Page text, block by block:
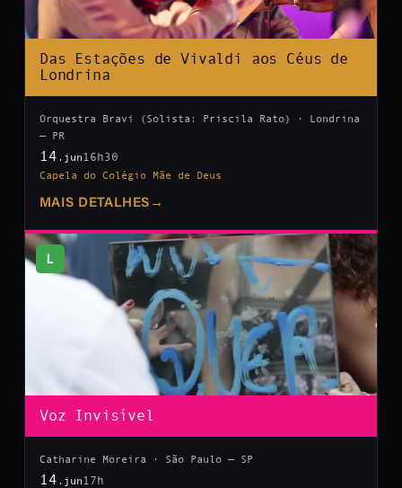
Das Estações de Vivaldi aos Céus de
Londrina
Orquestra Bravi (Solista: Priscila Rato) · Londrina
— PR
14 .jun 16h30
Capela do Colégio Mãe de Deus
MAIS DETALHES →
L
Voz Invisível
Catharine Moreira · São Paulo — SP
14 .jun 17h